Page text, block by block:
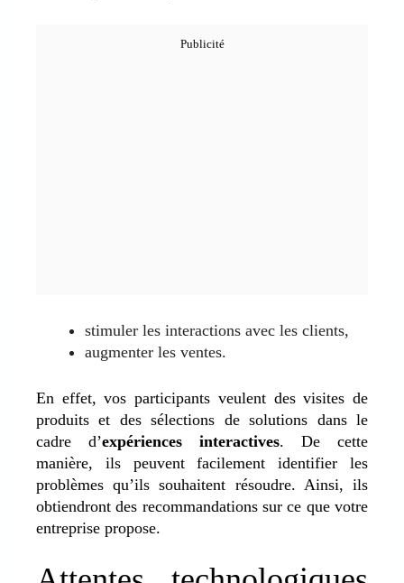
stimuler les interactions avec les clients,
augmenter les ventes.
En effet, vos participants veulent des visites de
produits et des sélections de solutions dans le
cadre d’expériences interactives. De cette
manière, ils peuvent facilement identifier les
problèmes qu’ils souhaitent résoudre. Ainsi, ils
obtiendront des recommandations sur ce que votre
entreprise propose.